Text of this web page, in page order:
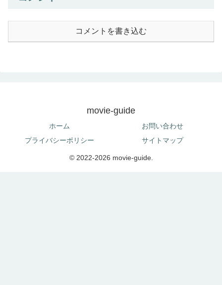
コメントを書き込む
movie-guide
ホーム
お問い合わせ
プライバシーポリシー
サイトマップ
© 2022-2026 movie-guide.